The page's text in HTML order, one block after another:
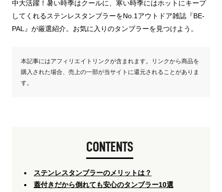
中大活躍！暑い時季はクールに、寒い時季にはホットにキープ
してくれるステンレスタンブラーをNo.1アウトドア雑誌『BE-
PAL』が厳選紹介。お気に入りのタンブラーを見つけよう。
本記事にはアフィリエイトリンクが含まれます。リンクから商品を
購入された場合、売上の一部が当サイトに還元されることがありま
す。
CONTENTS
ステンレスタンブラーのメリットは？
蓋付きだから倒れても安心のタンブラー10選